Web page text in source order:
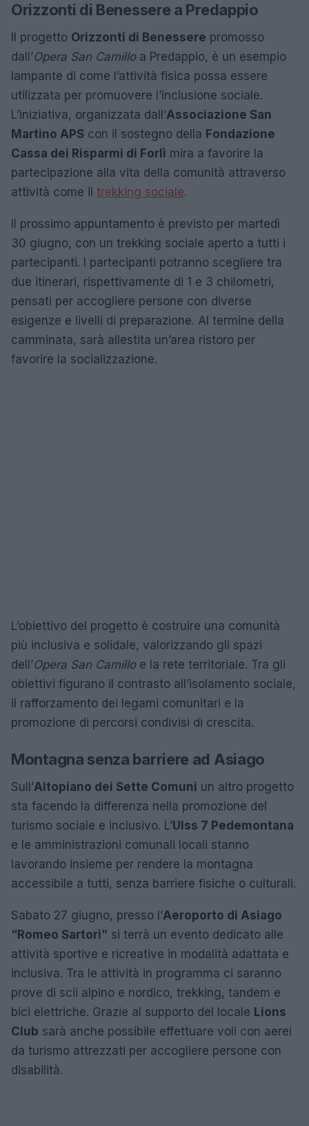
Orizzonti di Benessere a Predappio
Il progetto Orizzonti di Benessere promosso
dall’Opera San Camilloa Predappio, è un esempio
lampante di come l’attività fisica possa essere
utilizzata per promuovere l’inclusione sociale.
L’iniziativa, organizzata dall’Associazione San
Martino APS con il sostegno della Fondazione
Cassa dei Risparmi di Forlì mira a favorire la
partecipazione alla vita della comunità attraverso
attività come il trekking sociale.
Il prossimo appuntamento è previsto per martedì
30 giugno, con un trekking sociale aperto a tutti i
partecipanti. I partecipanti potranno scegliere tra
due itinerari, rispettivamente di 1 e 3 chilometri,
pensati per accogliere persone con diverse
esigenze e livelli di preparazione. Al termine della
camminata, sarà allestita un’area ristoro per
favorire la socializzazione.
L’obiettivo del progetto è costruire una comunità
più inclusiva e solidale, valorizzando gli spazi
dell’Opera San Camilloe la rete territoriale. Tra gli
obiettivi figurano il contrasto all’isolamento sociale,
il rafforzamento dei legami comunitari e la
promozione di percorsi condivisi di crescita.
Montagna senza barriere ad Asiago
Sull’Altopiano dei Sette Comuni un altro progetto
sta facendo la differenza nella promozione del
turismo sociale e inclusivo. L’Ulss 7 Pedemontana
e le amministrazioni comunali locali stanno
lavorando insieme per rendere la montagna
accessibile a tutti, senza barriere fisiche o culturali.
Sabato 27 giugno, presso l’Aeroporto di Asiago
“Romeo Sartori” si terrà un evento dedicato alle
attività sportive e ricreative in modalità adattata e
inclusiva. Tra le attività in programma ci saranno
prove di scii alpino e nordico, trekking, tandem e
bici elettriche. Grazie al supporto del locale Lions
Club sarà anche possibile effettuare voli con aerei
da turismo attrezzati per accogliere persone con
disabilità.